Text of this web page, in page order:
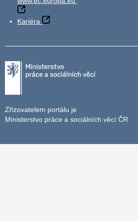
Kariéra
Zřizovatelem portálu je
Ministerstvo práce a sociálních věcí ČR